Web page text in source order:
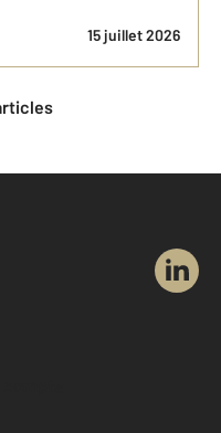
15 juillet 2026
compte